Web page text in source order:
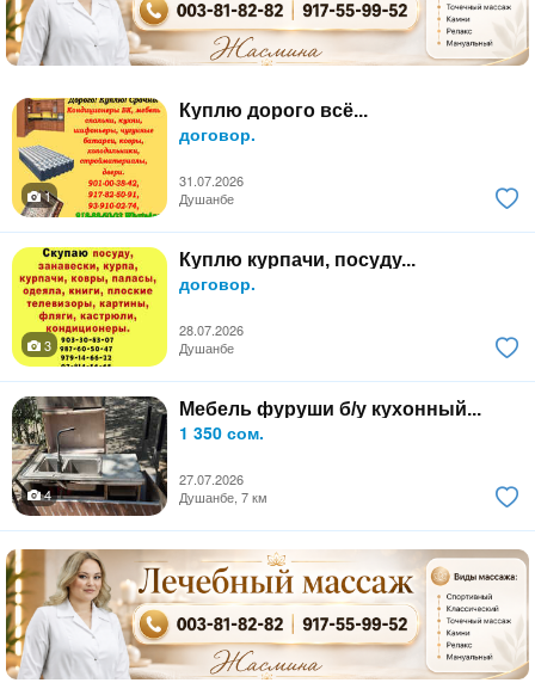
Куплю дорого всё...
договор.
31.07.2026
1
Душанбе
Куплю курпачи, посуду...
договор.
28.07.2026
3
Душанбе
Мебель фуруши б/у кухонный...
1 350 сом.
27.07.2026
4
Душанбе, 7 км